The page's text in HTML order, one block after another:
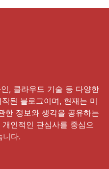
, 클라우드 기술 등 다양한
된 블로그이며, 현재는 미
한 정보와 생각을 공유하는
인적인 관심사를 중심으
니다.